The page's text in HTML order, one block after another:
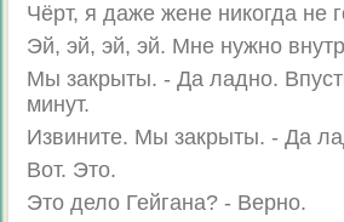
Чёрт, я даже жене никогда не
Эй, эй, эй, эй. Мне нужно
Мы закрыты. - Да ладно.
минут.
Извините. Мы закрыты. - Да
Вот. Это.
Это дело Гейгана? - Верно.